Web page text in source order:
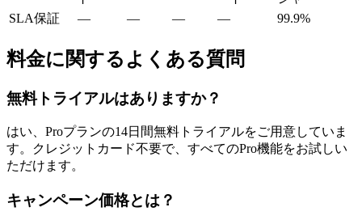
SLA保証
— — — — 99.9%
料金に関するよくある質問
無料トライアルはありますか？
はい、Proプランの14日間無料トライアルをご用意していま
す。クレジットカード不要で、すべてのPro機能をお試しい
ただけます。
キャンペーン価格とは？